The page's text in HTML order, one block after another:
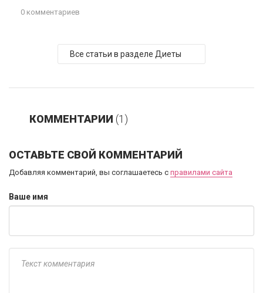
0 комментариев
Все статьи в разделе Диеты
КОММЕНТАРИИ (1)
ОСТАВЬТЕ СВОЙ КОММЕНТАРИЙ
Добавляя комментарий, вы соглашаетесь с правилами сайта
Ваше имя